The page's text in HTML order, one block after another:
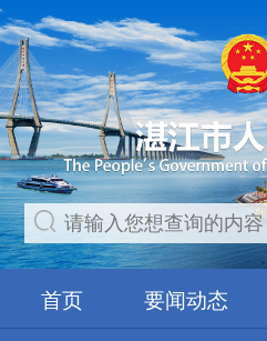
首页 要闻动态